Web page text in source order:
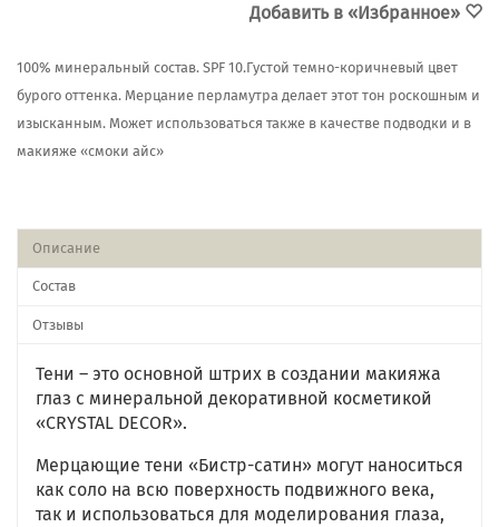
Добавить в «Избранное»
100% минеральный состав. SPF 10.Густой темно-коричневый цвет
бурого оттенка. Мерцание перламутра делает этот тон роскошным и
изысканным. Может использоваться также в качестве подводки и в
макияже «смоки айс»
Описание
Состав
Отзывы
Тени – это основной штрих в создании макияжа
глаз с минеральной декоративной косметикой
«CRYSTAL DECOR».
Мерцающие тени «Бистр-сатин» могут наноситься
как соло на всю поверхность подвижного века,
так и использоваться для моделирования глаза,